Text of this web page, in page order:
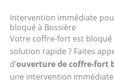
Intervention immédiate
bloqué à Bossière
Votre coffre-fort est bloqué
solution rapide ? Faites
d’ouverture de coffre-fort
une intervention